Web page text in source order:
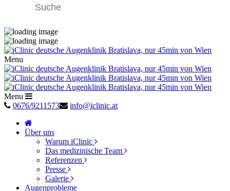
Menu
Menu
0676/9211573
info@iclinic.at
Über uns
Warum iClinic
Das medizinische Team
Referenzen
Presse
Galerie
Augenprobleme